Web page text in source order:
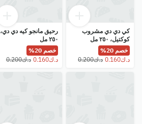
كي دي دي مشروب
كوكتيل، ٢٥٠ مل
خصم 20%
رحيق مانجو كيه دي دي،
٢٥٠ مل
خصم 20%
⁦د.ك0.160⁩
⁦د.ك0.200⁩